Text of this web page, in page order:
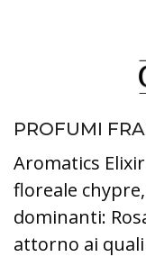
PROFUMI
Aromatics
floreale
dominanti:
attorno ai